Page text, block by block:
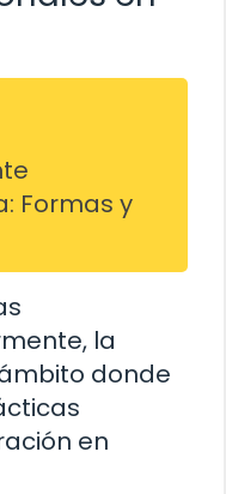
Formas y
la
donde
en